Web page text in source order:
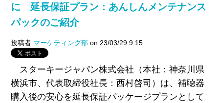
に 延長保証プラン：あんしんメンテナンス
パックのご紹介
投稿者 マーケティング部on 23/03/29 9:15
スターキージャパン株式会社（本社：神奈川県
横浜市、代表取締役社長：西村啓司）は、補聴器
購入後の安心を延長保証パッケージプランとして